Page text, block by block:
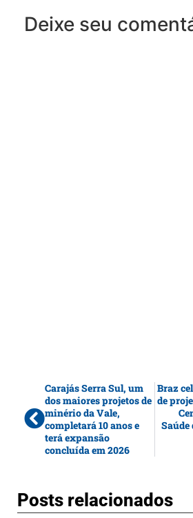
Deixe seu
Carajás Serra Sul, um
dos maiores projetos de
minério da Vale,
completará 10 anos e
terá expansão
concluída em 2026
Braz
de
Saúde
Posts relacionados